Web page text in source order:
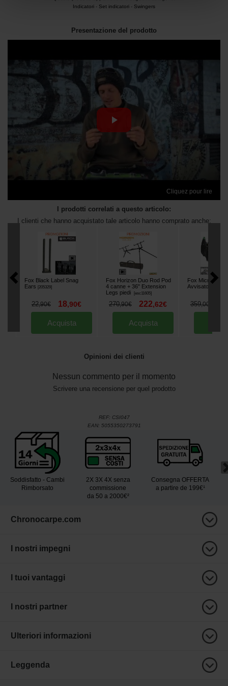
Indicatori - Set indicatori - Swingers
Presentazione del prodotto
Cliquez pour lire
I prodotti correlati a questo articolo:
I clienti che hanno acquistato tale articolo hanno comprato anche:
Fox Black Label Snag
Ears
205329]
22,90€ 18,90€
Acquista
Fox Horizon Duo Rod Pod
4 canne + 36" Extension
Legs piedi
[esc11605]
270,90€ 222,62€
Acquista
Fox Micron MX
Avvisatori
359,00
Opinioni dei clienti
Nessun commento per il momento
Scrivere una recensione per quel prodotto
REF: CSI047
EAN: 5055350273791
Soddisfatto - Cambi
Rimborsato
2X 3X 4X senza
commissione
da 50 a 2000€²
Consegna OFFERTA
a partire de 199€¹
Chronocarpe.com
I nostri impegni
I tuoi vantaggi
I nostri partner
Ulteriori informazioni
Leggenda